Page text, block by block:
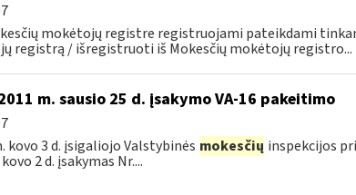
mokėtojų registre registruojami pateikdami
registrą / išregistruoti iš Mokesčių mokėtojų registro...
m. sausio 25 d. įsakymo VA-16 pakeitimo
kovo 3 d. įsigaliojo Valstybinės mokesčių inspekcijos
2 d. įsakymas Nr....